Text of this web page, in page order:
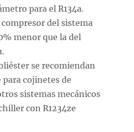
para el R134a.
del sistema
menor que la del
se recomiendan
cojinetes de
sistemas mecánicos
con R1234ze